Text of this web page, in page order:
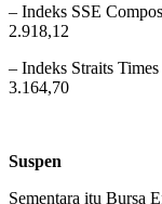
– Indeks SSE
2.918,12
– Indeks Straits
3.164,70
Suspen
Sementara itu Bursa